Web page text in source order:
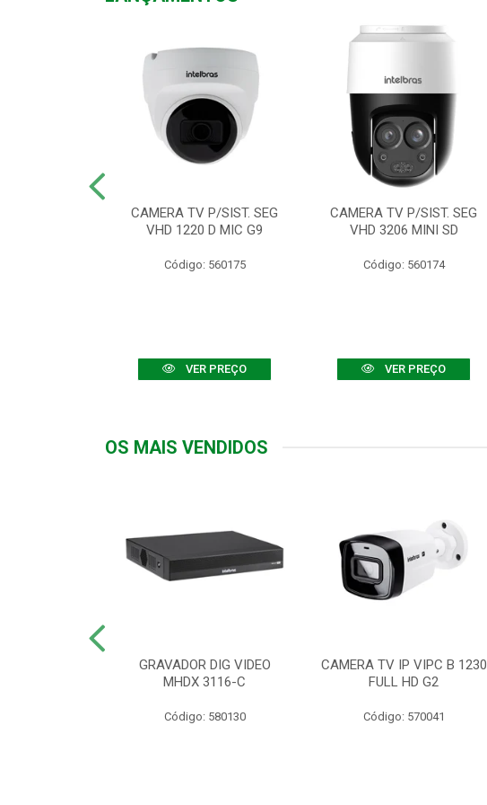
CAMERA TV P/SIST. SEG
VHD 1220 D MIC G9
Código: 560175
VER PREÇO
CAMERA TV P/SIST. SEG
VHD 3206 MINI SD
Código: 560174
VER PREÇO
OS MAIS VENDIDOS
GRAVADOR DIG VIDEO
MHDX 3116-C
Código: 580130
CAMERA TV IP VIPC B 1230
FULL HD G2
Código: 570041